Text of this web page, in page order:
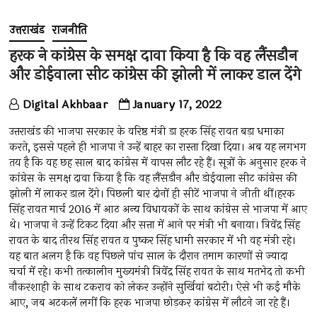
t
o
n
उत्तराखंड राजनीति
हरक ने कांग्रेस के समक्ष दावा किया है कि वह लैंसडौन
और डोईवाला सीट कांग्रेस की झोली में लाकर डाल देंगे
Digital Akhbaar January 17, 2022
उत्तराखंड की भाजपा सरकार के वरिष्ठ मंत्री डा हरक सिंह रावत बड़ा धमाका
करते, इससे पहले ही भाजपा ने उन्हें बाहर का रास्ता दिखा दिया। अब यह लगभग
तय है कि वह छह साल बाद कांग्रेस में वापस लौट रहे हैं। सूत्रों के अनुसार हरक ने
कांग्रेस के समक्ष दावा किया है कि वह लैंसडौन और डोईवाला सीट कांग्रेस की
झोली में लाकर डाल देंगे। पिछली बार दोनों ही सीटें भाजपा ने जीती थीं।हरक
सिंह रावत मार्च 2016 में आठ अन्य विधायकों के साथ कांग्रेस से भाजपा में आए
थे। भाजपा ने उन्हें टिकट दिया और सत्ता में आने पर मंत्री भी बनाया। त्रिवेंद्र सिंह
रावत के बाद तीरथ सिंह रावत व पुष्कर सिंह धामी सरकार में भी वह मंत्री रहे।
यह बात अलग है कि वह पिछले पांच साल के दौरान तमाम कारणों से ज्यादा
चर्चा में रहे। कभी तत्कालीन मुख्यमंत्री त्रिवेंद्र सिंह रावत के साथ मतभेद तो कभी
नौकरशाही के साथ टकराव को लेकर उन्होंने सुर्खियां बटोरी। ऐसे भी कई मौके
आए, जब अटकलें लगीं कि हरक भाजपा छोड़कर कांग्रेस में लौटने जा रहे हैं।